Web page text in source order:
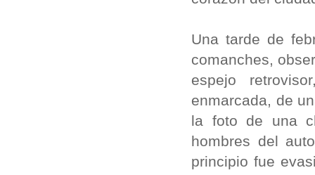
Una tarde de
comanches,
espejo
enmarcada, de
la foto de una
hombres del
principio fue